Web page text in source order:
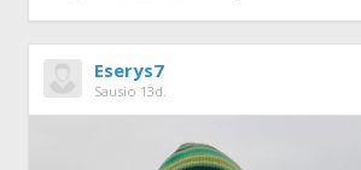
Eserys7
Sausio 13d.